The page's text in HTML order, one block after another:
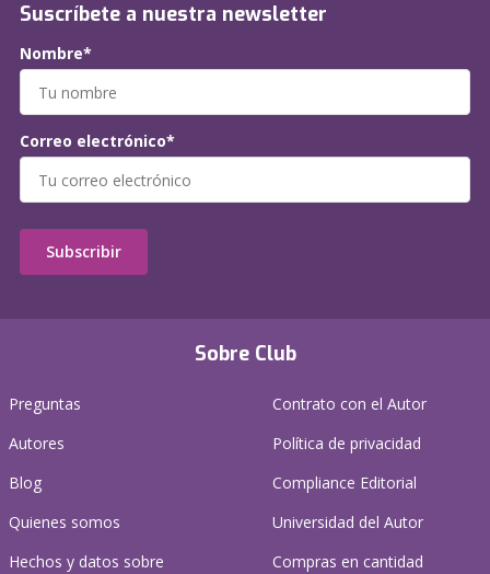
Sobre Club
Preguntas
Autores
Blog
Quienes somos
Hechos y datos sobre
Contrato con el Autor
Política de privacidad
Compliance Editorial
Universidad del Autor
Compras en cantidad
Suscríbete a nuestra newsletter
Nombre*
Correo electrónico*
Subscribir